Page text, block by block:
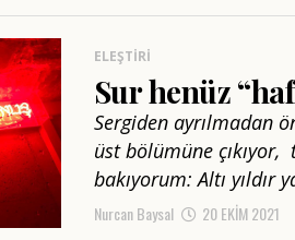
ELEŞTIRI
Sur henüz
Sergiden ayrılmadan
üst bölümüne
bakıyorum: Altı yıldır
Nurcan Baysal 20 EKIM 2021